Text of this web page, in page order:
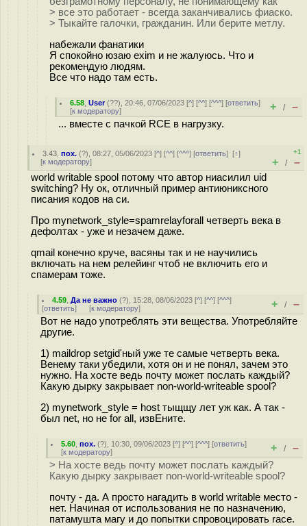
> все это работает - всегда заканчивались фиаско.
> Тыкайте галочки, гражданин. Или берите метлу.
набежали фанатики
Я спокойно юзаю exim и не жалуюсь. Что и
рекомендую людям.
Все что надо там есть.
6.58 ,User(??), 20:46, 07/06/2023 [^] [^^] [^^^] [ответить]
[к модератору] + / –
... вместе с пачкой RCE в нагрузку.
3.43 ,пох. (?), 08:27, 05/06/2023 [^] [^^] [^^^] [ответить][↑]
[к модератору]
+1
+ / –
world writable spool потому что автор ниасилил uid
switching? Ну ок, отличный пример антиюниксного
писания кодов на си.
Про mynetwork_style=spamrelayforall четверть века в
дефолтах - уже и незачем даже.
qmail конечно круче, васяны так и не научились
включать на нем релейинг чтоб не включить его и
спамерам тоже.
4.59 ,Да не важно (?), 15:28, 08/06/2023 [^] [^^] [^^^]
[ответить] [к модератору] + / –
Вот не надо употреблять эти вещества. Употребляйте
другие.
1) maildrop setgid'ный уже те самые четверть века.
Венему таки убедили, хотя он и не понял, зачем это
нужно. На хосте ведь почту может послать каждый?
Какую дырку закрывает non-world-writeable spool?
2) mynetwork_style = host тыщщу лет уж как. А так -
был net, но не for all, извЕните.
5.60 ,пох. (?), 10:30, 09/06/2023 [^] [^^] [^^^] [ответить]
[к модератору] + / –
> На хосте ведь почту может послать каждый?
Какую дырку закрывает non-world-writeable spool?
почту - да. А просто нагадить в world writable место -
нет. Начиная от использования не по назначению,
патамушта магу и до попытки спровоцировать race.